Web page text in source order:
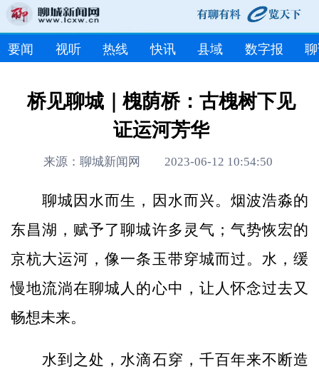
要闻 视听 热线 快讯 县域 数字报
桥见聊城｜槐荫桥：古槐树下见
证运河芳华
来源：聊城新闻网 2023-06-12 10:54:50
聊城因水而生，因水而兴。烟波浩淼的
东昌湖，赋予了聊城许多灵气；气势恢宏的
京杭大运河，像一条玉带穿城而过。水，缓
慢地流淌在聊城人的心中，让人怀念过去又
畅想未来。
水到之处，水滴石穿，千百年来不断造